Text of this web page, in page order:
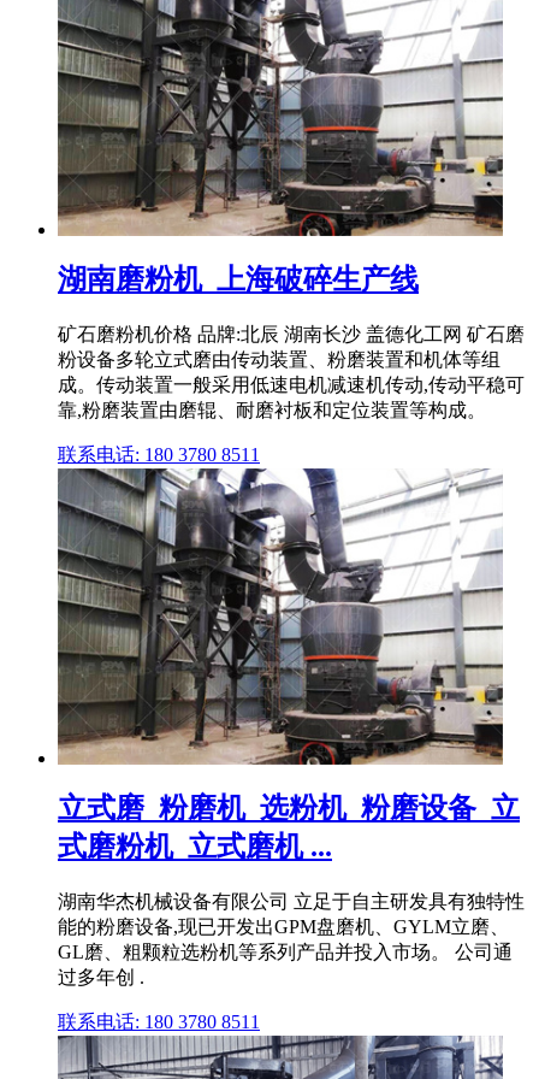
湖南磨粉机_上海破碎生产线
矿石磨粉机价格 品牌:北辰 湖南长沙 盖德化工网 矿石磨
粉设备多轮立式磨由传动装置、粉磨装置和机体等组
成。传动装置一般采用低速电机减速机传动,传动平稳可
靠,粉磨装置由磨辊、耐磨衬板和定位装置等构成。
联系电话: 180 3780 8511
立式磨_粉磨机_选粉机_粉磨设备_立
式磨粉机_立式磨机 ...
湖南华杰机械设备有限公司 立足于自主研发具有独特性
能的粉磨设备,现已开发出GPM盘磨机、GYLM立磨、
GL磨、粗颗粒选粉机等系列产品并投入市场。 公司通
过多年创 .
联系电话: 180 3780 8511